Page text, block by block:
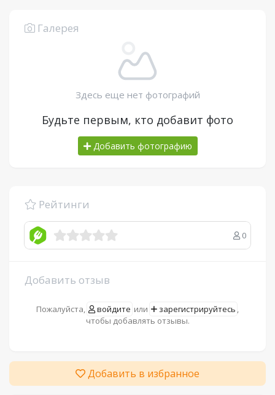
Галерея
Здесь еще нет фотографий
Будьте первым, кто добавит фото
Добавить фотографию
Рейтинги
0
Добавить отзыв
Пожалуйста, войдите или зарегистрируйтесь ,
чтобы добавлять отзывы.
Добавить в избранное